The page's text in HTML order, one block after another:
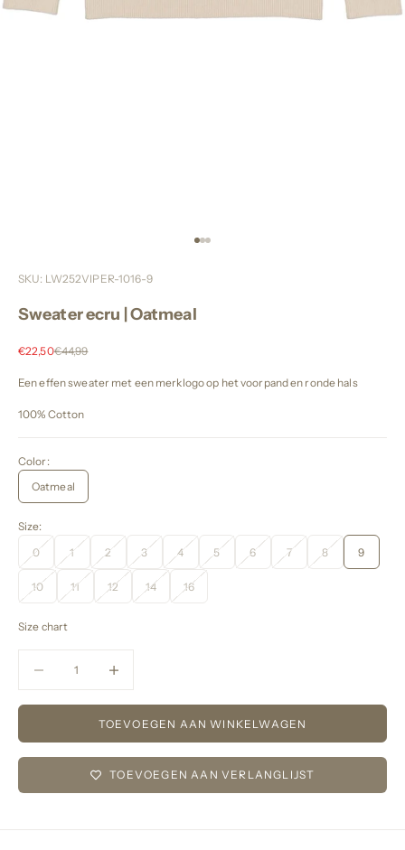
Naar artikel 1
Naar artikel 2
Naar artikel 3
SKU: LW252VIPER-1016-9
Sweater ecru | Oatmeal
Aanbiedingsprijs
€22,50Normale prijs
€44,99
Een effen sweater met een merklogo op het voorpand en ronde hals
100% Cotton
Color:
Oatmeal
Size:
0
1 2 3 4 5 6 7 8 9
10 11 12 14 16
Size chart
TOEVOEGEN AAN WINKELWAGEN
TOEVOEGEN AAN VERLANGLIJST